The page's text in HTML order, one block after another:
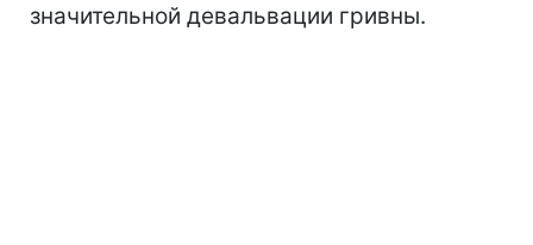
значительной девальвации гривны.